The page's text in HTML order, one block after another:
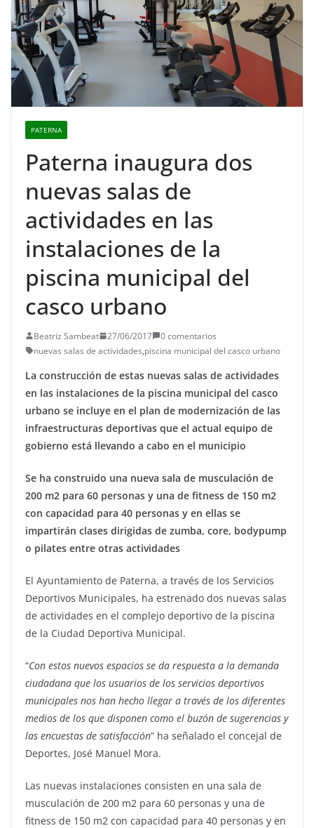
PATERNA
Paterna inaugura dos
nuevas salas de
actividades en las
instalaciones de la
piscina municipal del
casco urbano
Beatriz Sambeat 27/06/2017
0 comentarios
nuevas salas de actividades,piscina municipal del casco urbano
La construcción de estas nuevas salas de actividades
en las instalaciones de la piscina municipal del casco
urbano se incluye en el plan de modernización de las
infraestructuras deportivas que el actual equipo de
gobierno está llevando a cabo en el municipio
Se ha construido una nueva sala de musculación de
200 m2 para 60 personas y una de fitness de 150 m2
con capacidad para 40 personas y en ellas se
impartirán clases dirigidas de zumba, core, bodypump
o pilates entre otras actividades
El Ayuntamiento de Paterna, a través de los Servicios
Deportivos Municipales, ha estrenado dos nuevas salas
de actividades en el complejo deportivo de la piscina
de la Ciudad Deportiva Municipal.
“Con estos nuevos espacios se da respuesta a la demanda
ciudadana que los usuarios de los servicios deportivos
municipales nos han hecho llegar a través de los diferentes
medios de los que disponen como el buzón de sugerencias y
las encuestas de satisfacción” ha señalado el concejal de
Deportes, José Manuel Mora.
Las nuevas instalaciones consisten en una sala de
musculación de 200 m2 para 60 personas y una de
fitness de 150 m2 con capacidad para 40 personas y en